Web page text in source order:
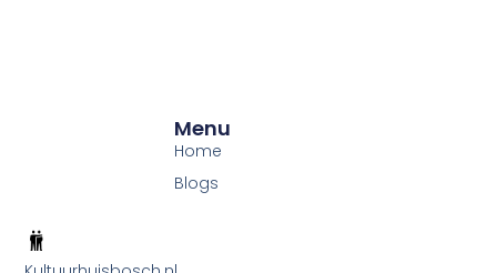
Menu
Home
Blogs